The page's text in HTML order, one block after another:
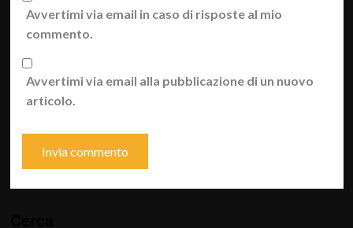
Avvertimi via email in caso di risposte al mio
commento.
Avvertimi via email alla pubblicazione di un nuovo
articolo.